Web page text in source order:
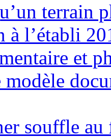
terrain
à l’établi
et
souffle au